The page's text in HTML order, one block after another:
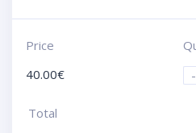
Price
40.00€
-
Total